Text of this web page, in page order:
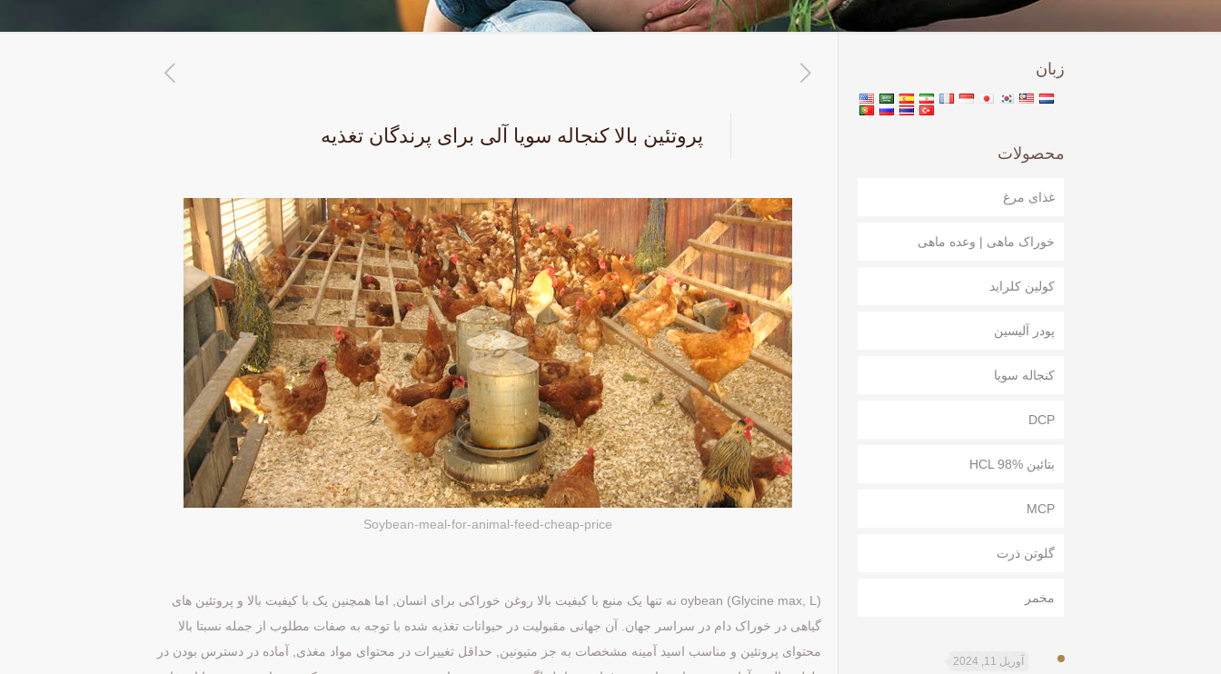
پروتئین بالا كنجاله سويا آلی برای پرندگان تغذيه
Soybean-meal-for-animal-feed-cheap-price
oybean (Glycine max, L
) نه تنها یک منبع با کیفیت بالا روغن خوراکی برای انسان, اما همچنین یک با کیفیت بالا و پروتئین های
گیاهی در خوراک دام در سراسر جهان. آن جهانی مقبولیت در حیوانات تغذیه شده با توجه به صفات مطلوب از جمله نسبتا بالا
محتوای پروتئین و مناسب اسید آمینه مشخصات به جز متيونين, حداقل تغییرات در محتوای مواد مغذی, آماده در دسترس بودن در
زبان
محصولات
غذای مرغ
خوراک ماهی | وعده ماهی
کولین کلراید
پودر آلیسین
کنجاله سویا
DCP
بتائین HCL 98%
MCP
گلوتن ذرت
مخمر
آوریل 11, 2024